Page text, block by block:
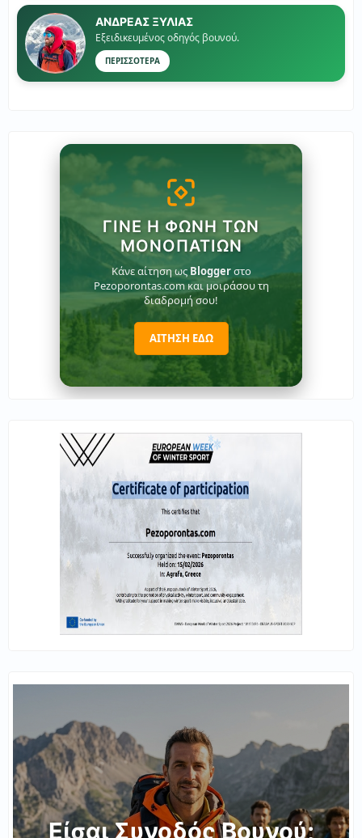
ΑΝΔΡΕΑΣ ΞΥΛΙΑΣ
Εξειδικευμένος οδηγός βουνού.
ΠΕΡΙΣΣΟΤΕΡΑ
ΓΊΝΕ Η ΦΩΝΉ ΤΩΝ
ΜΟΝΟΠΑΤΙΏΝ
Κάνε αίτηση ως Bloggerστο
Pezoporontas.com και μοιράσου τη
διαδρομή σου!
ΑΙΤΗΣΗ ΕΔΩ
Είσαι Συνοδός Βουνού;